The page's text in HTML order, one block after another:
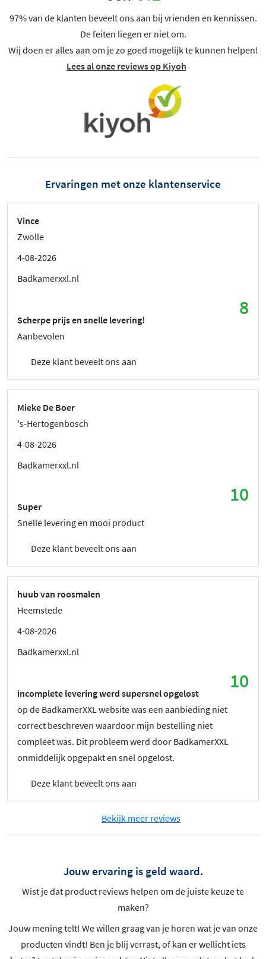
97% van de klanten beveelt ons aan bij vrienden en kennissen.
De feiten liegen er niet om.
Wij doen er alles aan om je zo goed mogelijk te kunnen helpen!
Lees al onze reviews op Kiyoh
Ervaringen met onze klantenservice
Vince
Zwolle
4-08-2026
Badkamerxxl.nl
8
Scherpe prijs en snelle levering!
Aanbevolen
Deze klant beveelt ons aan
Mieke De Boer
's-Hertogenbosch
4-08-2026
Badkamerxxl.nl
10
Super
Snelle levering en mooi product
Deze klant beveelt ons aan
huub van roosmalen
Heemstede
4-08-2026
Badkamerxxl.nl
10
incomplete levering werd supersnel opgelost
op de BadkamerXXL website was een aanbieding niet
correct beschreven waardoor mijn bestelling niet
compleet was. Dit probleem werd door BadkamerXXL
onmiddelijk opgepakt en snel opgelost.
Deze klant beveelt ons aan
Bekijk meer reviews
Jouw ervaring is geld waard.
Wist je dat product reviews helpen om de juiste keuze te
maken?
Jouw mening telt! We willen graag van je horen wat je van onze
producten vindt! Ben je blij verrast, of kan er wellicht iets